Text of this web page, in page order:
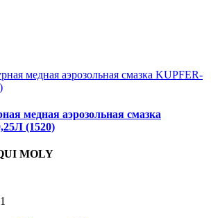
медная аэрозольная смазка
(1520)
MOLY